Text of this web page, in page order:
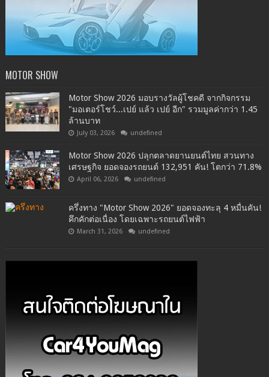
MOTOR SHOW
Motor Show 2026 มอบรางวัลผู้โชคดี จากกิจกรรม
"มอเตอร์โชว์...เปย์ แล้ว เปย์ อีก" รวมมูลค่ากว่า 1.45
ล้านบาท
July 03, 2026 undefined
Motor Show 2026 ปลุกตลาดยานยนต์ไทย สวนทาง
เศรษฐกิจ ยอดจองรถยนต์ 132,951 คัน! โตกว่า 71.8%
April 06, 2026 undefined
ครึ่งทาง "Motor Show 2026" ยอดจองทะลุ 4 หมื่นคัน!
คึกคักต่อเนื่อง โดยเฉพาะรถยนต์ไฟฟ้า
March 31, 2026 undefined